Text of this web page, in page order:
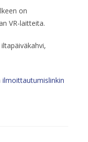
on
VR-laitteita.
ilmoittautumislinkin